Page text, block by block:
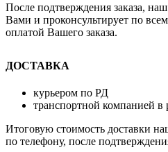
После подтверждения заказа, наш
Вами и проконсультирует по
оплатой Вашего заказа.
ДОСТАВКА
курьером по РД
транспортной компанией
Итоговую стоимость доставки
по телефону, после